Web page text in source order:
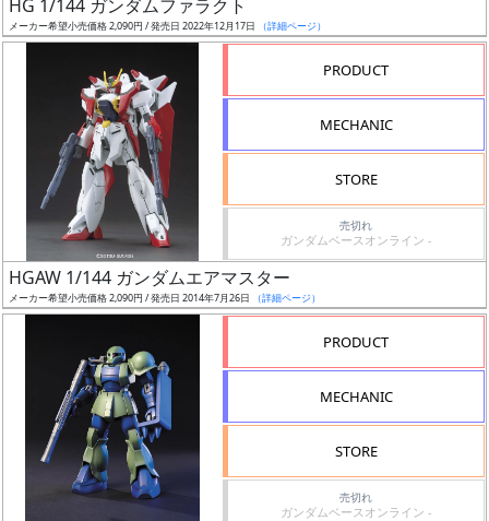
HG 1/144 ガンダムファラクト
メーカー希望小売価格 2,090円 / 発売日 2022年12月17日 （詳細ページ）
PRODUCT
MECHANIC
STORE
売切れ
ガンダムベースオンライン -
HGAW 1/144 ガンダムエアマスター
メーカー希望小売価格 2,090円 / 発売日 2014年7月26日 （詳細ページ）
PRODUCT
MECHANIC
STORE
売切れ
ガンダムベースオンライン -